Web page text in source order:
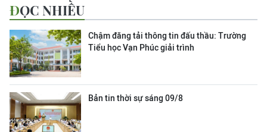
ĐỌC NHIỀU
Chậm đăng tải thông tin đấu thầu: Trường
Tiểu học Vạn Phúc giải trình
Bản tin thời sự sáng 09/8